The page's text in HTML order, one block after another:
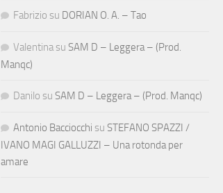
Fabrizio su DORIAN O. A. – Tao
Valentina su SAM D – Leggera – (Prod.
Manqc)
Danilo su SAM D – Leggera – (Prod. Manqc)
Antonio Bacciocchi su STEFANO SPAZZI /
IVANO MAGI GALLUZZI – Una rotonda per
amare